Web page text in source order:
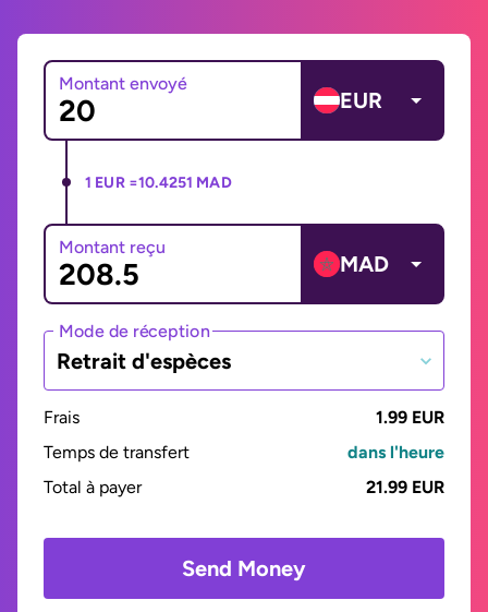
Montant envoyé
EUR
1 EUR =10.4251 MAD
Montant reçu
MAD
Mode de réception
Retrait d'espèces
Frais
1.99 EUR
Temps de transfert
dans l'heure
Total à payer
21.99 EUR
Send Money